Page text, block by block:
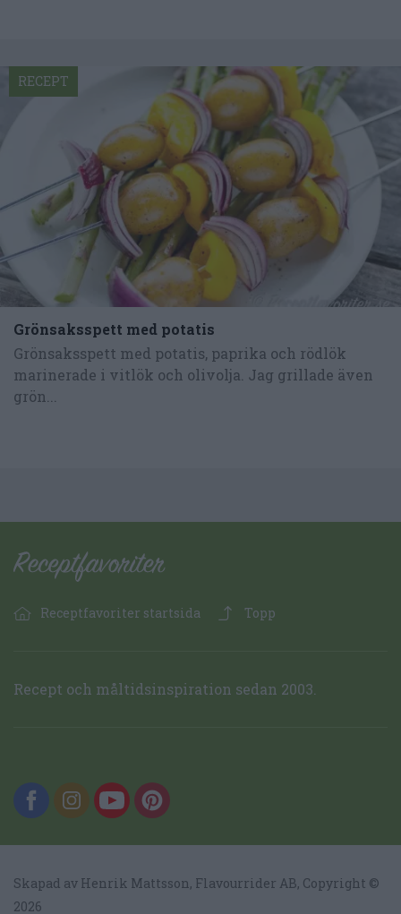
Grönsaksspett med potatis
Grönsaksspett med potatis, paprika och rödlök
marinerade i vitlök och olivolja. Jag grillade även
grön...
RECEPT
Receptfavoriter startsida Topp
Recept och måltidsinspiration sedan 2003.
Skapad av Henrik Mattsson, Flavourrider AB, Copyright ©
2026